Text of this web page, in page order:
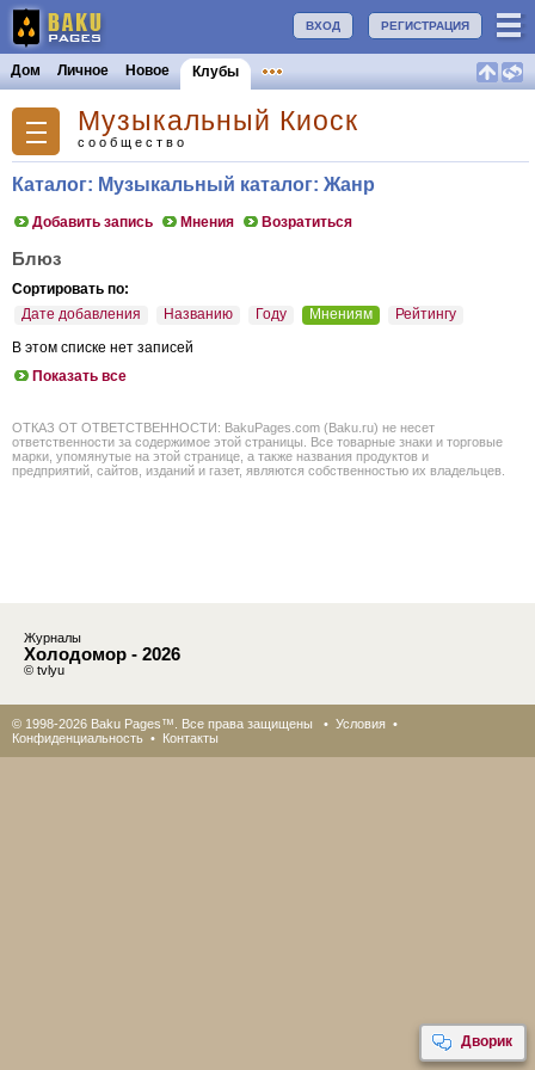
РЕГИСТРАЦИЯ
ВХОД
Дом Личное Новое Клубы
Музыкальный Киоск
сообщество
Каталог: Музыкальный каталог: Жанр
Добавить запись Мнения Возратиться
Блюз
Сортировать по:
Дате добавления
Названию Году Мнениям
Рейтингу
В этом списке нет записей
Показать все
ОТКАЗ ОТ ОТВЕТСТВЕННОСТИ: BakuPages.com (Baku.ru) не несет
ответственности за содержимое этой страницы. Все товарные знаки и торговые
марки, упомянутые на этой странице, а также названия продуктов и
предприятий, сайтов, изданий и газет, являются собственностью их владельцев.
Дворик
Журналы
Холодомор - 2026
© tvlyu
© 1998-2026 Baku Pages™. Все права защищены • Условия •
Конфиденциальность • Контакты